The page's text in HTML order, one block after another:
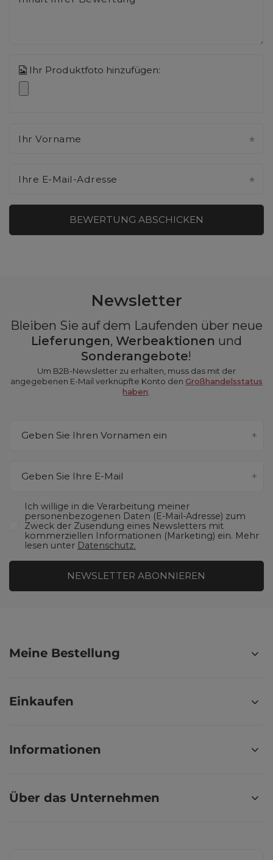
Ihr Produktfoto hinzufügen:
Ihr Vorname
Ihre E-Mail-Adresse
BEWERTUNG ABSCHICKEN
Newsletter
Bleiben Sie auf dem Laufenden über neue
Lieferungen, Werbeaktionen und
Sonderangebote!
Um B2B-Newsletter zu erhalten, muss das mit der
angegebenen E-Mail verknüpfte Konto den Großhandelsstatus
haben
Geben Sie Ihren Vornamen ein
Geben Sie Ihre E-Mail
Ich willige in die Verarbeitung meiner
personenbezogenen Daten (E-Mail-Adresse) zum
Zweck der Zusendung eines Newsletters mit
kommerziellen Informationen (Marketing) ein. Mehr
lesen unter Datenschutz.
NEWSLETTER ABONNIEREN
Meine Bestellung
Einkaufen
Informationen
Über das Unternehmen